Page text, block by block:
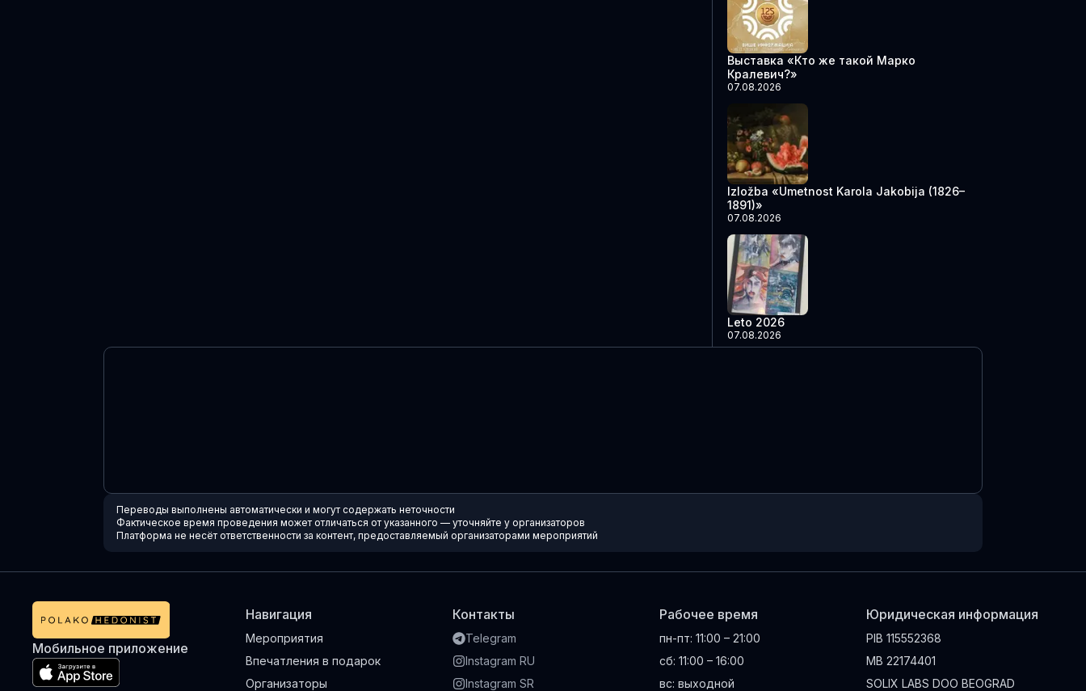
Выставка «Кто же такой Марко
Кралевич?»
07.08.2026
Izložba «Umetnost Karola Jakobija (1826–
1891)»
07.08.2026
Leto 2026
07.08.2026
Переводы выполнены автоматически и могут содержать неточности
Фактическое время проведения может отличаться от указанного — уточняйте у организаторов
Платформа не несёт ответственности за контент, предоставляемый организаторами мероприятий
Мобильное приложение
Навигация
Мероприятия
Впечатления в подарок
Организаторы
Контакты
Telegram
Instagram RU
Instagram SR
Рабочее время
пн-пт: 11:00 – 21:00
сб: 11:00 – 16:00
вс: выходной
Юридическая информация
PIB 115552368
MB 22174401
SOLIX LABS DOO BEOGRAD